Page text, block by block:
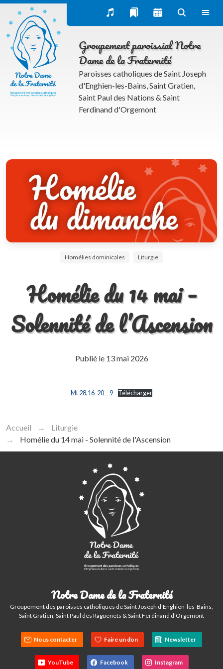
Œcuménisme et dialogues interreligieux
Publications
Homélies dominicales
Bulletin paroissial (Trait d’union) et actualités du
groupement NDF
Inscription à la newsletter
La rubrique spirituelle
Groupement paroissial Notre
Dame de la Fraternité
Paroisses catholiques de Saint Joseph
d'Enghien-les-Bains, Saint Gratien,
Saint Paul des Nations & Saint
Ferdinand d'Orgemont
Homélies dominicales Liturgie
Homélie du 14 mai –
Solennité de l’Ascension
Publié le 13 mai 2026
Mt 28,16-20 – 9 Télécharger
Accueil
Liturgie
Homélie du 14 mai - Solennité de l'Ascension
Notre Dame de la Fraternité
Groupement des paroisses catholiques de Saint Joseph d'Enghien-les-Bains,
Saint Gratien, Saint Paul des Raguenets & Saint Ferdinand d'Orgemont
Nous contacter Faire un don Newsletter
YouTube Facebook Instagram